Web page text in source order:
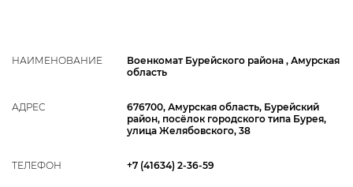
НАИМЕНОВАНИЕ
Военкомат Бурейского района , Амурская
область
АДРЕС
676700, Амурская область, Бурейский
район, посёлок городского типа Бурея,
улица Желябовского, 38
ТЕЛЕФОН +7 (41634) 2-36-59